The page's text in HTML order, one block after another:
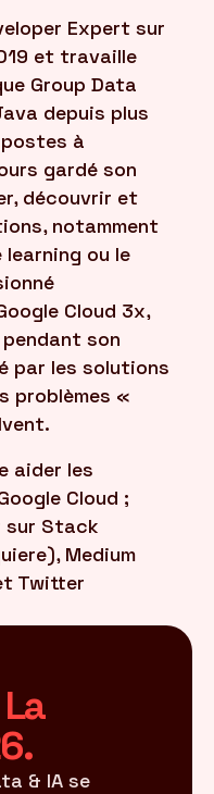
Expert sur
et travaille
Group Data
depuis plus
à
gardé son
découvrir et
notamment
learning ou le
Cloud 3x,
son
par les solutions
problèmes «
aider les
Cloud ;
sur Stack
Medium
Twitter
La
& IA se